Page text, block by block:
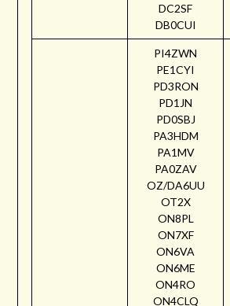
DC2SF
DB0CUI
PI4ZWN
PE1CYI
PD3RON
PD1JN
PD0SBJ
PA3HDM
PA1MV
PA0ZAV
OZ/DA6UU
OT2X
ON8PL
ON7XF
ON6VA
ON6ME
ON4RO
ON4CLQ